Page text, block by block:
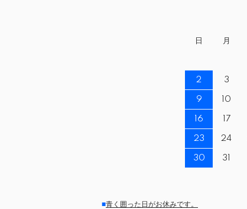
日 月
2 3
9 10
16 17
23 24
30 31
■青く囲った日がお休みです。